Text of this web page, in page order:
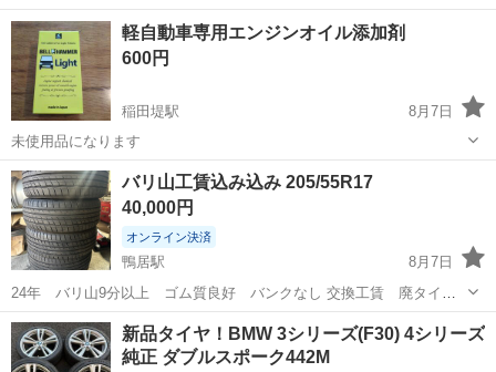
ので、出品します。 全窓用にジャストフィットのサンシェードになり
ます。 宜しくお願いします。
神奈川 伊勢原市 伊勢原駅 内装、インテリア ランクル
軽自動車専用エンジンオイル添加剤
600円
稲田堤駅
8月7日
未使用品になります
神奈川 川崎市 稲田堤駅 車のパーツ
バリ山工賃込み込み 205/55R17
40,000円
オンライン決済
鴨居駅
8月7日
24年 バリ山9分以上 ゴム質良好 バンクなし 交換工賃 廃タイ
ヤ バルブ交換 込み込み タイヤショップミラクル 横浜市緑区白山1-
2-11
神奈川 横浜市 鴨居駅 タイヤ、ホイール
新品タイヤ！BMW 3シリーズ(F30) 4シリーズ
純正 ダブルスポーク442M